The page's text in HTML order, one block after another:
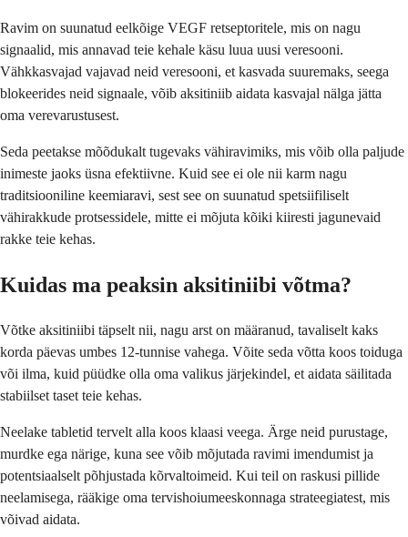
Ravim on suunatud eelkõige VEGF retseptoritele, mis on nagu
signaalid, mis annavad teie kehale käsu luua uusi veresooni.
Vähkkasvajad vajavad neid veresooni, et kasvada suuremaks, seega
blokeerides neid signaale, võib aksitiniib aidata kasvajal nälga jätta
oma verevarustusest.
Seda peetakse mõõdukalt tugevaks vähiravimiks, mis võib olla paljude
inimeste jaoks üsna efektiivne. Kuid see ei ole nii karm nagu
traditsiooniline keemiaravi, sest see on suunatud spetsiifiliselt
vähirakkude protsessidele, mitte ei mõjuta kõiki kiiresti jagunevaid
rakke teie kehas.
Kuidas ma peaksin aksitiniibi võtma?
Võtke aksitiniibi täpselt nii, nagu arst on määranud, tavaliselt kaks
korda päevas umbes 12-tunnise vahega. Võite seda võtta koos toiduga
või ilma, kuid püüdke olla oma valikus järjekindel, et aidata säilitada
stabiilset taset teie kehas.
Neelake tabletid tervelt alla koos klaasi veega. Ärge neid purustage,
murdke ega närige, kuna see võib mõjutada ravimi imendumist ja
potentsiaalselt põhjustada kõrvaltoimeid. Kui teil on raskusi pillide
neelamisega, rääkige oma tervishoiumeeskonnaga strateegiatest, mis
võivad aidata.